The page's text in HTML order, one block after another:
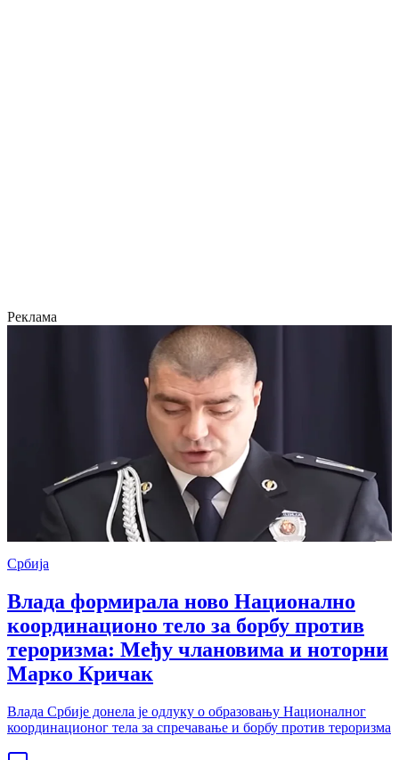
Реклама
Србија
Влада формирала ново Национално
координационо тело за борбу против
тероризма: Међу члановима и ноторни
Марко Кричак
Влада Србије донела је одлуку о образовању Националног
координационог тела за спречавање и борбу против тероризма